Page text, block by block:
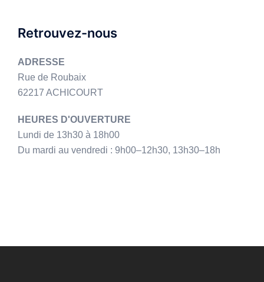
Retrouvez-nous
ADRESSE
Rue de Roubaix
62217 ACHICOURT
HEURES D'OUVERTURE
Lundi de 13h30 à 18h00
Du mardi au vendredi : 9h00–12h30, 13h30–18h